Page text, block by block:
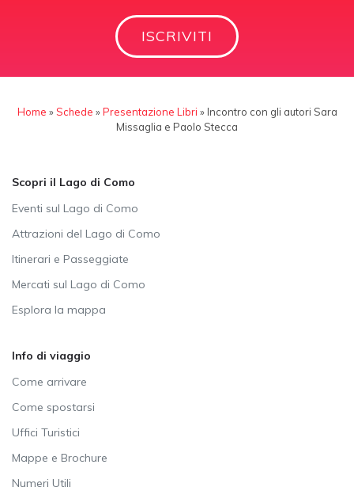
ISCRIVITI
Home »Schede »Presentazione Libri » Incontro con gli autori Sara
Missaglia e Paolo Stecca
Scopri il Lago di Como
Eventi sul Lago di Como
Attrazioni del Lago di Como
Itinerari e Passeggiate
Mercati sul Lago di Como
Esplora la mappa
Info di viaggio
Come arrivare
Come spostarsi
Uffici Turistici
Mappe e Brochure
Numeri Utili